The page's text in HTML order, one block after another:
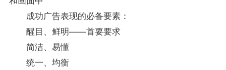
成功广告表现的必备要素：
醒目、鲜明——首要要求
简洁、易懂
统一、均衡